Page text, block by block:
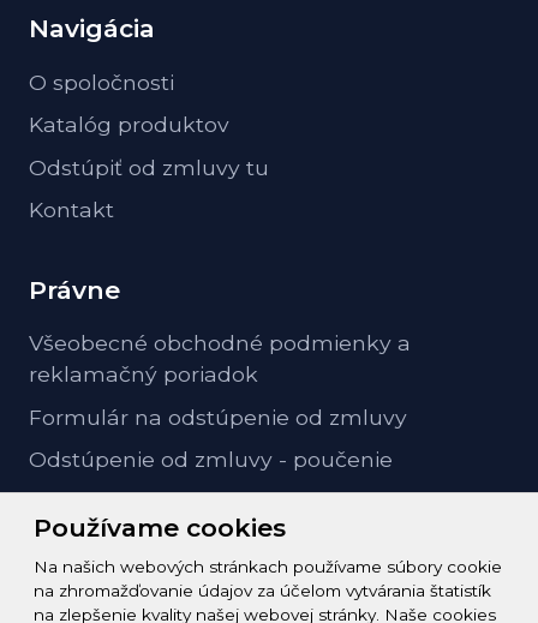
Používame cookies
Na našich webových stránkach používame súbory cookie
na zhromažďovanie údajov za účelom vytvárania štatistík
na zlepšenie kvality našej webovej stránky. Naše cookies
Navigácia
O spoločnosti
Katalóg produktov
Odstúpiť od zmluvy tu
Kontakt
Právne
Všeobecné obchodné podmienky a
reklamačný poriadok
Formulár na odstúpenie od zmluvy
Odstúpenie od zmluvy - poučenie
Kontakt